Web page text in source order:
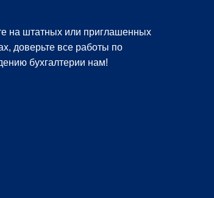
на штатных или приглашенных
доверьте все работы по
бухгалтерии нам!